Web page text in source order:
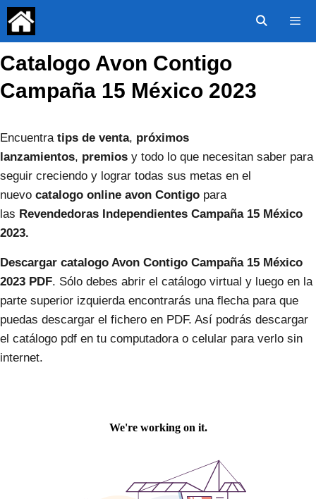
Saltar
contenido
Catalogo Avon Contigo
Campaña 15 México 2023
Encuentra tips de venta, próximos
lanzamientos, premios y todo lo que necesitan saber para
seguir creciendo y lograr todas sus metas en el
nuevo catalogo online avon Contigo para
las Revendedoras Independientes Campaña 15 México
2023.
Descargar catalogo Avon Contigo Campaña 15 México
2023 PDF. Sólo debes abrir el catálogo virtual y luego en la
parte superior izquierda encontrarás una flecha para que
puedas descargar el fichero en PDF. Así podrás descargar
el catálogo pdf en tu computadora o celular para verlo sin
internet.